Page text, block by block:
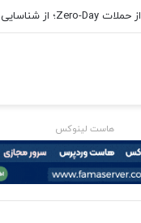
هاست لینوکس